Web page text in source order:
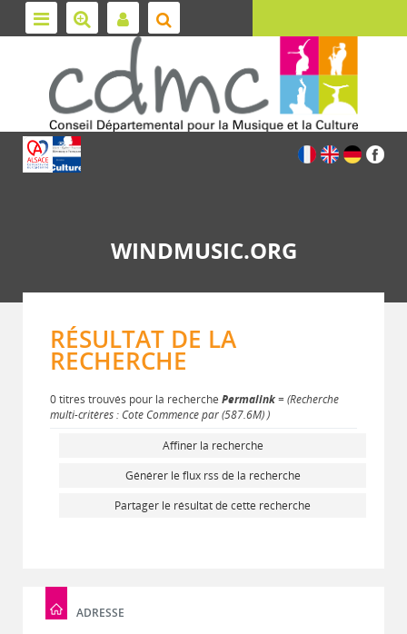
WINDMUSIC.ORG
RÉSULTAT DE LA
RECHERCHE
0 titres trouvés pour la recherche Permalink= (Recherche
multi-critères : Cote Commence par (587.6M) )
Affiner la recherche
Générer le flux rss de la recherche
Partager le résultat de cette recherche
ADRESSE